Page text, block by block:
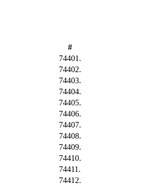
#
74401.
74402.
74403.
74404.
74405.
74406.
74407.
74408.
74409.
74410.
74411.
74412.